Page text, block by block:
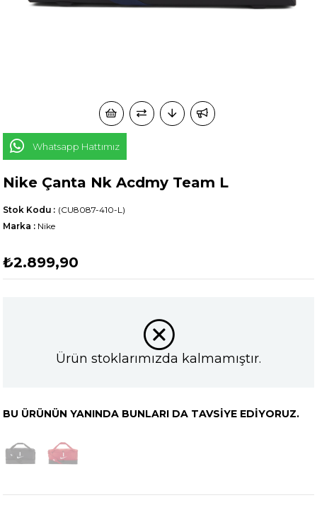
Whatsapp Hattımız
Nike Çanta Nk Acdmy Team L
(CU8087-410-L)
Stok Kodu
Marka : Nike
₺2.899,90
Ürün stoklarımızda kalmamıştır.
BU ÜRÜNÜN YANINDA BUNLARI DA TAVSIYE EDIYORUZ.